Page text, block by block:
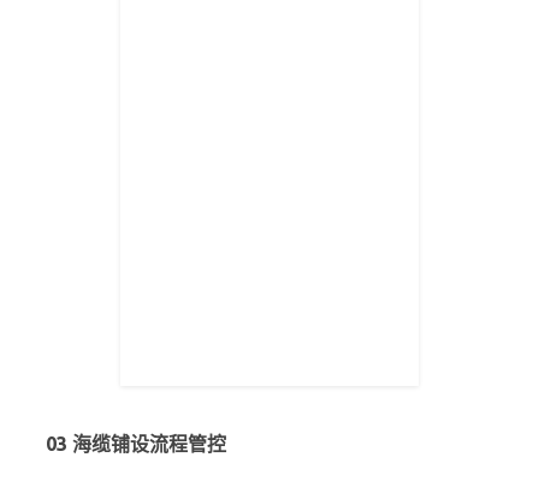
03 海缆铺设流程管控